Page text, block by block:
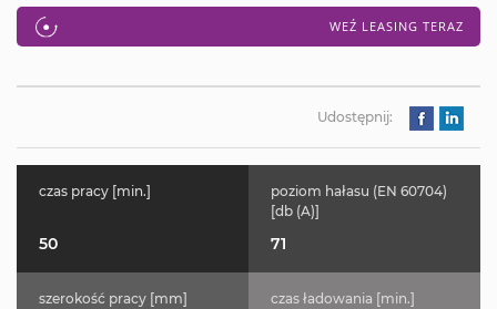
WEŹ LEASING TERAZ
Udostępnij:
czas pracy [min.]
50
poziom hałasu (EN 60704)
[db (A)]
71
szerokość pracy [mm] czas ładowania [min.]